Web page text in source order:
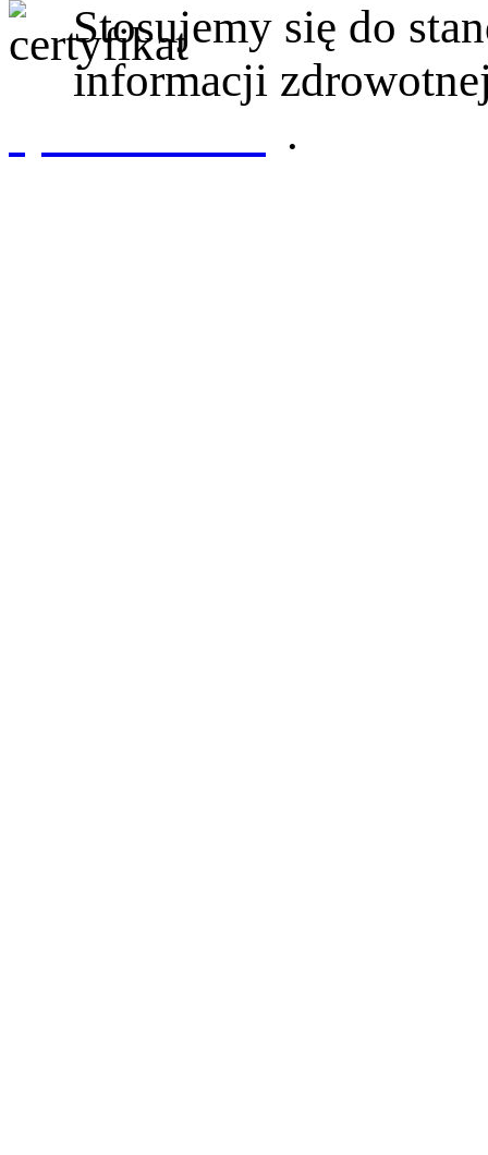
Stosujemy się do
informacji
.